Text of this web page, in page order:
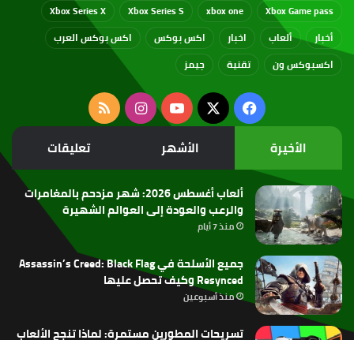
Xbox Game pass
xbox one
Xbox Series S
Xbox Series X
أخبار
ألعاب اخبار اكس بوكس
اكس بوكس العرب
اكسبوكس ون
تقنية جيمز
فيسبوك
‫X
‫YouTubeانستقرامملخص
الموقع
RSS
الأخيرة الأشهر تعليقات
ألعاب أغسطس 2026: شهر مزدحم بالمغامرات
والرعب والعودة إلى العوالم الشهيرة
منذ 7 أيام
جميع الأسلحة في Assassin’s Creed: Black Flag
Resynced وكيف تحصل عليها
منذ أسبوعين
تسريحات المطورين مستمرة: لماذا تنجح الألعاب